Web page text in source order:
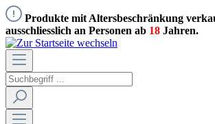
Produkte mit Altersbeschränkung
ausschliesslich an Personen ab 18 Jahren.